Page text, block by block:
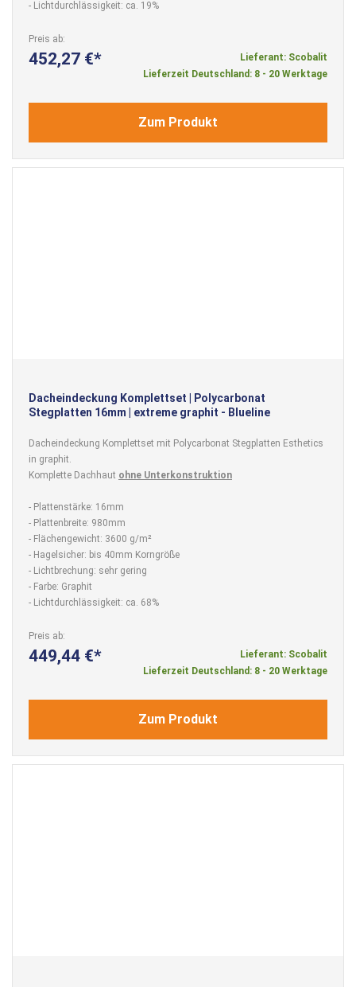
- Lichtdurchlässigkeit: ca. 19%
Preis ab
452,27 €
Lieferant: Scobalit
Lieferzeit Deutschland: 8 - 20 Werktage
Zum Produkt
Dacheindeckung Komplettset | Polycarbonat
Stegplatten 16mm | extreme graphit - Blueline
Dacheindeckung Komplettset mit Polycarbonat Stegplatten Esthetics
in graphit.
Komplette Dachhaut ohne Unterkonstruktion
- Plattenstärke: 16mm
- Plattenbreite: 980mm
- Flächengewicht: 3600 g/m²
- Hagelsicher: bis 40mm Korngröße
- Lichtbrechung: sehr gering
- Farbe: Graphit
- Lichtdurchlässigkeit: ca. 68%
Preis ab
449,44 €
Lieferant: Scobalit
Lieferzeit Deutschland: 8 - 20 Werktage
Zum Produkt